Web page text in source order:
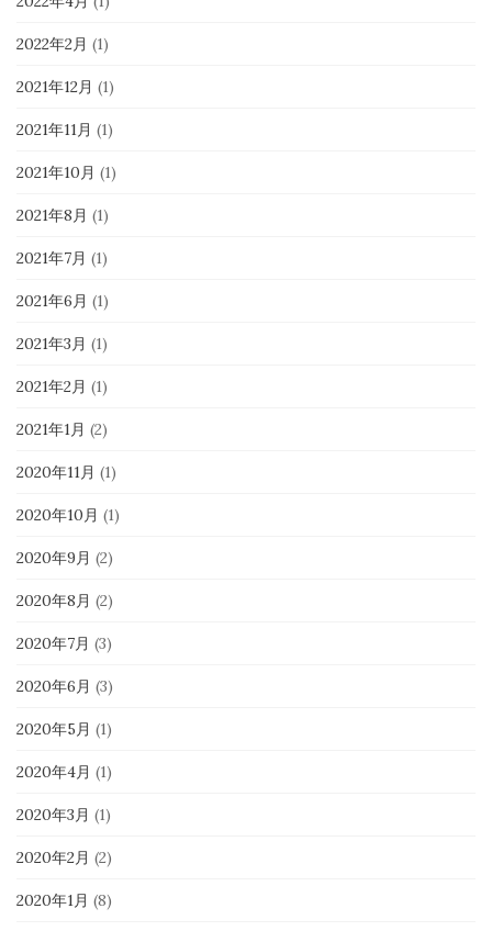
2022年2月 (1)
2021年12月 (1)
2021年11月 (1)
2021年10月 (1)
2021年8月 (1)
2021年7月 (1)
2021年6月 (1)
2021年3月 (1)
2021年2月 (1)
2021年1月 (2)
2020年11月 (1)
2020年10月 (1)
2020年9月 (2)
2020年8月 (2)
2020年7月 (3)
2020年6月 (3)
2020年5月 (1)
2020年4月 (1)
2020年3月 (1)
2020年2月 (2)
2020年1月 (8)